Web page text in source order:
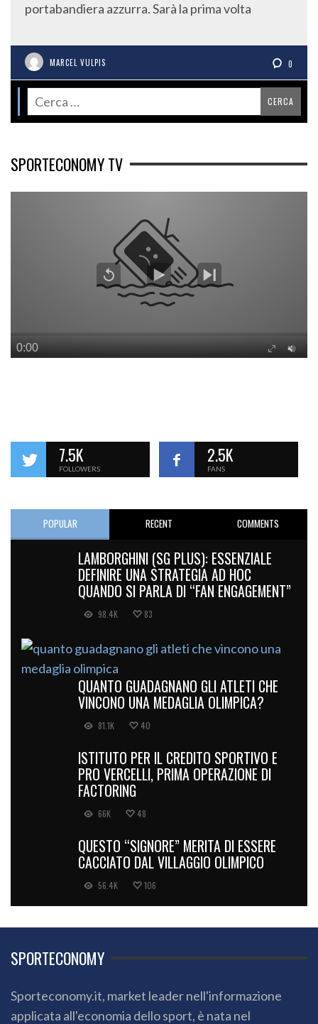
portabandiera azzurra. Sarà la prima volta
MARCEL VULPIS 0
SPORTECONOMY TV
7.5K
FOLLOWERS
2.5K
FANS
POPULAR RECENT COMMENTS
LAMBORGHINI (SG PLUS): ESSENZIALE
DEFINIRE UNA STRATEGIA AD HOC
QUANDO SI PARLA DI “FAN ENGAGEMENT”
98.4K 83
QUANTO GUADAGNANO GLI ATLETI CHE
VINCONO UNA MEDAGLIA OLIMPICA?
81.1K 40
ISTITUTO PER IL CREDITO SPORTIVO E
PRO VERCELLI, PRIMA OPERAZIONE DI
FACTORING
66K 48
QUESTO “SIGNORE” MERITA DI ESSERE
CACCIATO DAL VILLAGGIO OLIMPICO
56.4K 106
SPORTECONOMY
Sporteconomy.it, market leader nell'informazione
applicata all'economia dello sport, è nata nel